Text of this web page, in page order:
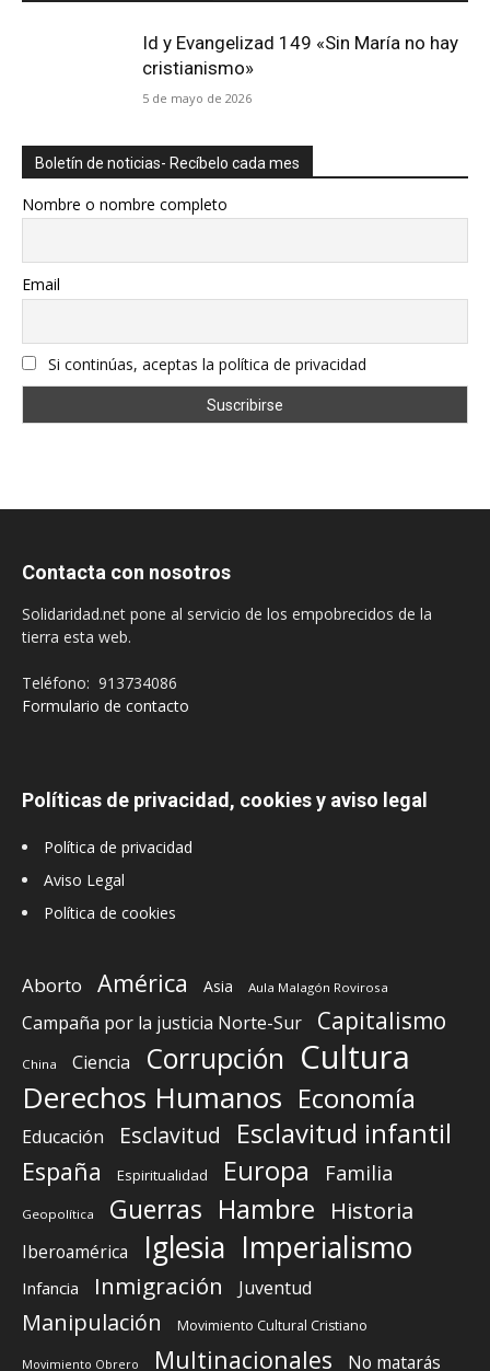
Id y Evangelizad 149 «Sin María no hay
cristianismo»
5 de mayo de 2026
Boletín de noticias- Recíbelo cada mes
Nombre o nombre completo
Email
Si continúas, aceptas la política de privacidad
Contacta con nosotros
Solidaridad.net pone al servicio de los empobrecidos de la
tierra esta web.
Teléfono: 913734086
Formulario de contacto
Políticas de privacidad, cookies y aviso legal
Política de privacidad
Aviso Legal
Política de cookies
Aborto América Asia Aula Malagón Rovirosa
Campaña por la justicia Norte-Sur Capitalismo
China Ciencia Corrupción Cultura
Derechos Humanos Economía
Educación Esclavitud Esclavitud infantil
España Espiritualidad Europa Familia
Geopolítica Guerras Hambre Historia
Iberoamérica Iglesia Imperialismo
Infancia Inmigración Juventud
Manipulación Movimiento Cultural Cristiano
Movimiento Obrero Multinacionales No matarás